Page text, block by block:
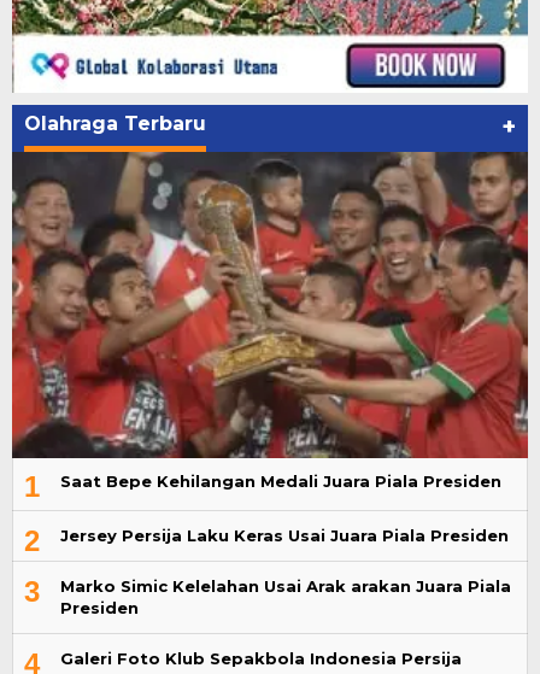
Olahraga Terbaru +
1 Saat Bepe Kehilangan Medali Juara Piala Presiden
2 Jersey Persija Laku Keras Usai Juara Piala Presiden
3
Marko Simic Kelelahan Usai Arak arakan Juara Piala
Presiden
4
Galeri Foto Klub Sepakbola Indonesia Persija